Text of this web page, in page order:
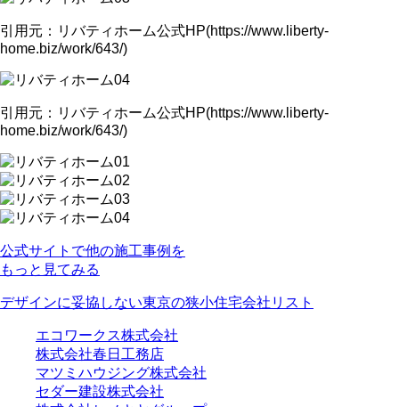
引用元：リバティホーム公式HP(https://www.liberty-
home.biz/work/643/)
引用元：リバティホーム公式HP(https://www.liberty-
home.biz/work/643/)
公式サイトで他の施工事例を
もっと見てみる
デザインに妥協しない東京の狭小住宅会社リスト
エコワークス株式会社
株式会社春日工務店
マツミハウジング株式会社
セダー建設株式会社